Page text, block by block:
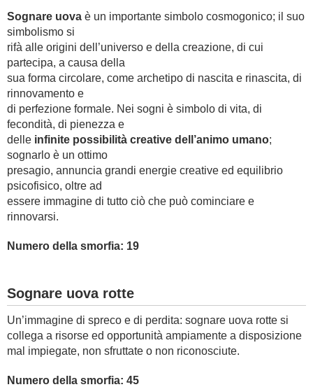
Sognare uova è un importante simbolo cosmogonico; il suo
simbolismo si
rifà alle origini dell’universo e della creazione, di cui
partecipa, a causa della
sua forma circolare, come archetipo di nascita e rinascita, di
rinnovamento e
di perfezione formale. Nei sogni è simbolo di vita, di
fecondità, di pienezza e
delle infinite possibilità creative dell’animo umano;
sognarlo è un ottimo
presagio, annuncia grandi energie creative ed equilibrio
psicofisico, oltre ad
essere immagine di tutto ciò che può cominciare e
rinnovarsi.
Numero della smorfia: 19
Sognare uova rotte
Un’immagine di spreco e di perdita: sognare uova rotte si
collega a risorse ed opportunità ampiamente a disposizione
mal impiegate, non sfruttate o non riconosciute.
Numero della smorfia: 45